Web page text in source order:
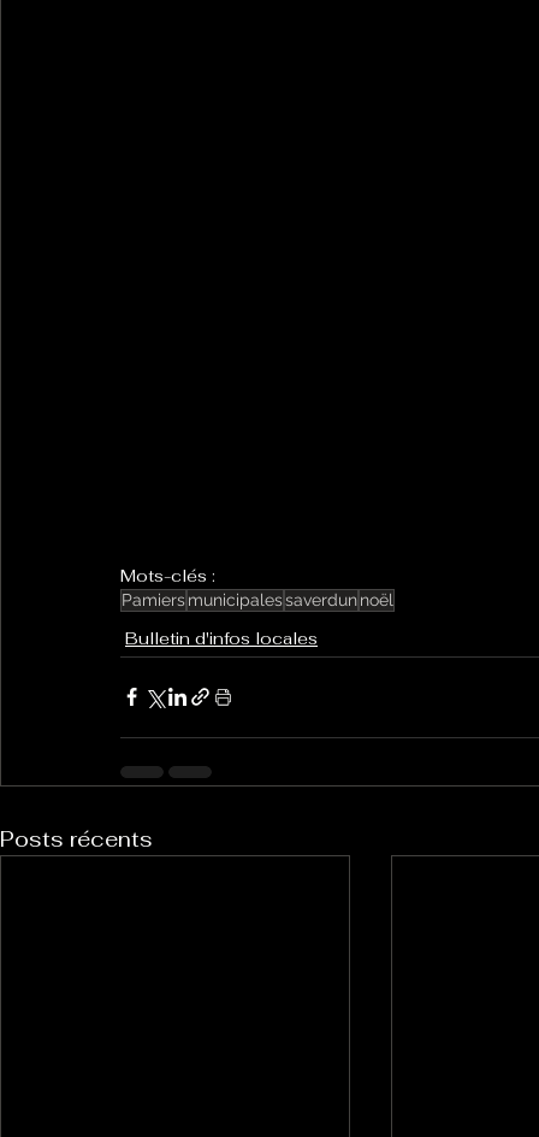
Mots-clés :
Pamiersmunicipalessaverdunnoël
Bulletin d'infos locales
Posts récents